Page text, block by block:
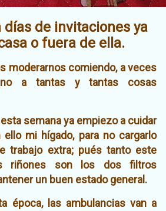
días de invitaciones ya
o fuera de ella.
moderarnos comiendo, a veces
a tantas y tantas cosas
semana ya empiezo a cuidar
mi hígado, para no cargarlo
trabajo extra; pués tanto este
riñones son los dos filtros
un buen estado general.
época, las ambulancias van a